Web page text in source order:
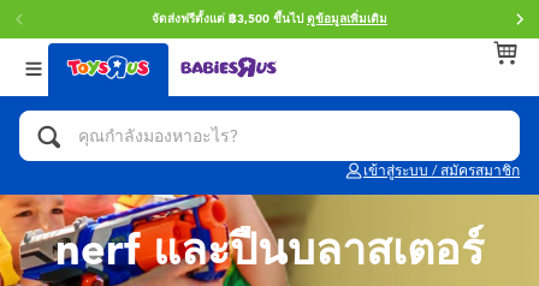
จัดส่งฟรีตั้งแต่ ฿3,500 ขึ้นไป ดูข้อมูลเพิ่มเติม
เข้าสู่ระบบ / สมัครสมาชิก
กลับ
หมวดหมู่
แอคชั่นฟิกเกอร์ และการสวมบทบาทเป็นฮีโร่
จักรยาน สกู๊ตเตอร์ และรถขาไถ
ตัวต่อและ LEGO
กลับ
แบรนด์
Toy Story ทอย สตอรี่
Super Mario ซูเปอร์ มาริโอ้
Star Wars
กลับ
Age
0~2 ปี
3~4 ปี
5~7 ปี
nerf และปืนบลาสเตอร์